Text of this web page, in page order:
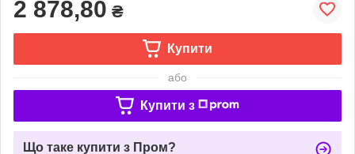
2 878,80 ₴
Купити
або
Купити з
Що таке купити з Пром?